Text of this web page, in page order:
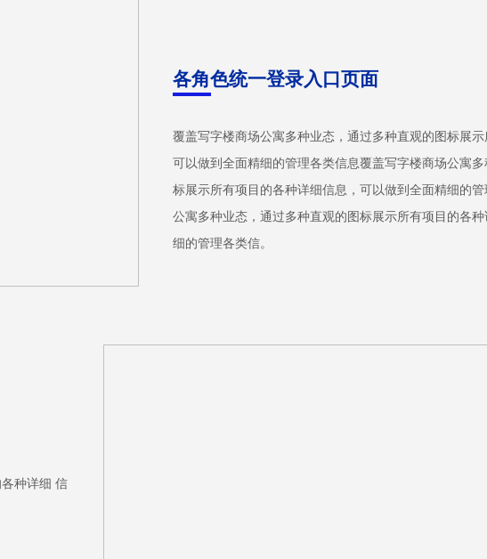
各角色统一登录入口页面
覆盖写字楼商场公寓多种业态，通过多种直观的图标展示
可以做到全面精细的管理各类信息覆盖写字楼商场公寓
标展示所有项目的各种详细信息，可以做到全面精细的
公寓多种业态，通过多种直观的图标展示所有项目的各
细的管理各类信。
种详细 信